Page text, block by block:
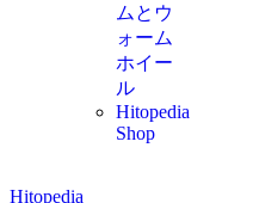
ムとウ
ォーム
ホイー
ル
Hitopedia
Shop
Hitopedia